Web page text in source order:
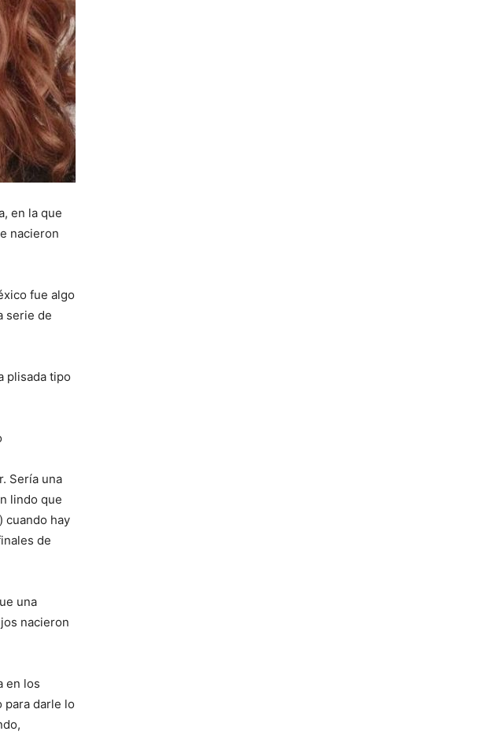
en la que
nacieron
fue algo
serie de
plisada tipo
Sería una
lindo que
cuando hay
de
una
nacieron
en los
para darle lo